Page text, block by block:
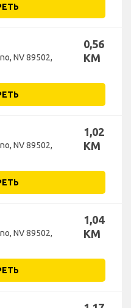
NV 89502,
0,56
KM
NV 89502,
1,02
KM
NV 89502,
1,04
KM